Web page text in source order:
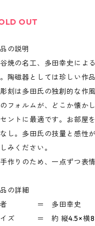
OUT
の説明
焼の名工、多田幸史によ
陶磁器としては珍しい作
刻は多田氏の独創的な作
フォルムが、どこか懐か
ントに最適です。お部屋
し。多田氏の技量と感性
みください。
作りのため、一点ずつ表情
の詳細
者 ＝ 多田幸史
イズ ＝ 約 縦4.5×横